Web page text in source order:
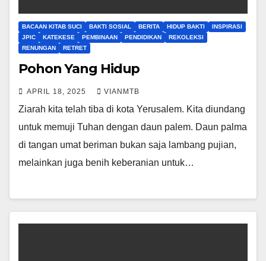
BACAAN KITAB SUCI BAKTI SOSIAL BERITA HIDUP BAKTI
INSPIRASI
JPIC
KATEKESE PEMBINAAN PENDIDIKAN
REKOLEKSI
RENUNGAN
RETRET
Pohon Yang Hidup
APRIL 18, 2025 VIANMTB
Ziarah kita telah tiba di kota Yerusalem. Kita diundang
untuk memuji Tuhan dengan daun palem. Daun palma
di tangan umat beriman bukan saja lambang pujian,
melainkan juga benih keberanian untuk…